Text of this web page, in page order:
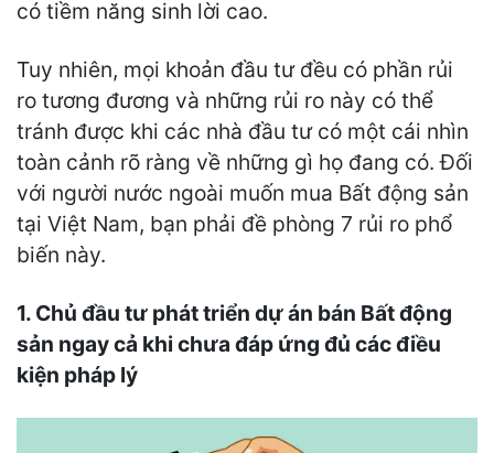
có tiềm năng sinh lời cao.
Tuy nhiên, mọi khoản đầu tư đều có phần rủi
ro tương đương và những rủi ro này có thể
tránh được khi các nhà đầu tư có một cái nhìn
toàn cảnh rõ ràng về những gì họ đang có. Đối
với người nước ngoài muốn mua Bất động sản
tại Việt Nam, bạn phải đề phòng 7 rủi ro phổ
biến này.
1. Chủ đầu tư phát triển dự án bán Bất động
sản ngay cả khi chưa đáp ứng đủ các điều
kiện pháp lý